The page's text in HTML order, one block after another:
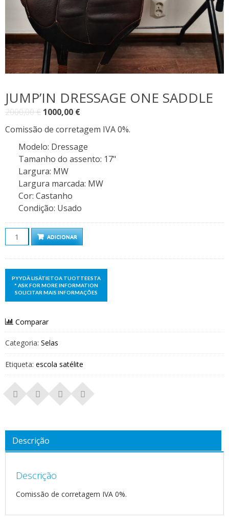
JUMP’IN DRESSAGE ONE SADDLE
2000,00€ O
preço
original
era:
2000,00 €.
1000,00 €O
atual
é:
1000,00 €.
Comissão de corretagem IVA 0%.
Modelo: Dressage
Tamanho do assento: 17"
Largura: MW
Largura marcada: MW
Cor: Castanho
Condição: Usado
QuantidadeADICIONAR
Comparar
Categoria: Selas
Etiqueta: escola satélite
Descrição
Descrição
Comissão de corretagem IVA 0%.